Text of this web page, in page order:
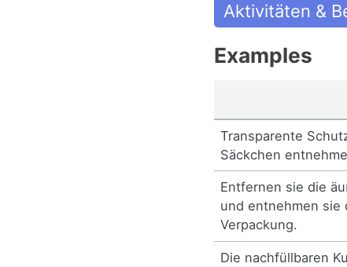
Aktivitäten &
Examples
Transparente
Säckchen
Entfernen sie die
und entnehmen sie
Verpackung.
Die nachfüllbaren